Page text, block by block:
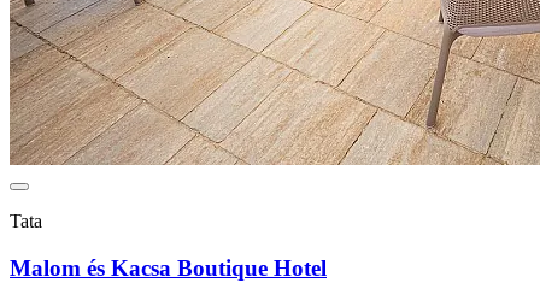
Tata
Malom és Kacsa Boutique Hotel